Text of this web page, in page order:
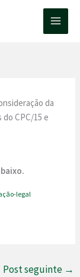
da
CPC/15 e
legal
Post seguinte →